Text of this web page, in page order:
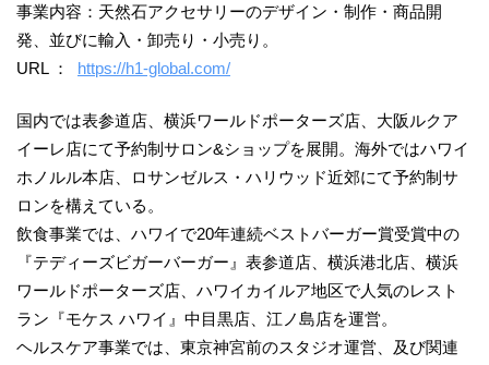
事業内容：天然石アクセサリーのデザイン・制作・商品開
発、並びに輸入・卸売り・小売り。
URL ： https://h1-global.com/
国内では表参道店、横浜ワールドポーターズ店、大阪ルクア
イーレ店にて予約制サロン&ショップを展開。海外ではハワイ
ホノルル本店、ロサンゼルス・ハリウッド近郊にて予約制サ
ロンを構えている。
飲食事業では、ハワイで20年連続ベストバーガー賞受賞中の
『テディーズビガーバーガー』表参道店、横浜港北店、横浜
ワールドポーターズ店、ハワイカイルア地区で人気のレスト
ラン『モケス ハワイ』中目黒店、江ノ島店を運営。
ヘルスケア事業では、東京神宮前のスタジオ運営、及び関連